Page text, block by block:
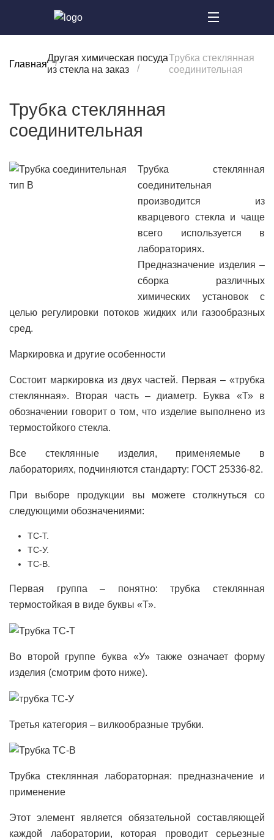
Главная
Другая химическая посуда
из стекла на заказ
Трубка стеклянная
соединительная
Трубка стеклянная
соединительная
Трубка стеклянная
соединительная
производится из
кварцевого стекла и чаще
всего используется в
лабораториях.
Предназначение изделия –
сборка различных
химических установок с
целью регулировки потоков жидких или газообразных
сред.
Маркировка и другие особенности
Состоит маркировка из двух частей. Первая – «трубка
стеклянная». Вторая часть – диаметр. Буква «Т» в
обозначении говорит о том, что изделие выполнено из
термостойкого стекла.
Все стеклянные изделия, применяемые в
лабораториях, подчиняются стандарту: ГОСТ 25336-82.
При выборе продукции вы можете столкнуться со
следующими обозначениями:
ТС-Т.
ТС-У.
ТС-В.
Первая группа – понятно: трубка стеклянная
термостойкая в виде буквы «Т».
Во второй группе буква «У» также означает форму
изделия (смотрим фото ниже).
Третья категория – вилкообразные трубки.
Трубка стеклянная лабораторная: предназначение и
применение
Этот элемент является обязательной составляющей
каждой лаборатории, которая проводит серьезные